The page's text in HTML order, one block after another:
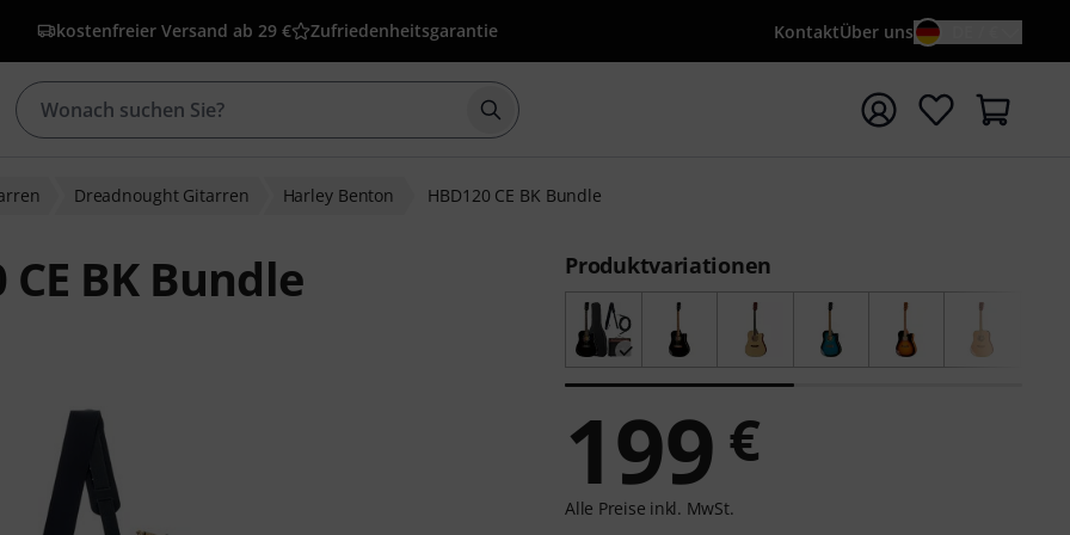
kostenfreier Versand ab 29 € Zufriedenheitsgarantie KontaktÜber uns
Suche mit Suchwort {searchTerm} starten
Dreadnought Gitarren Harley Benton HBD120 CE BK Bundle
BK Bundle Produktvariationen
199 €
Alle Preise inkl. MwSt.